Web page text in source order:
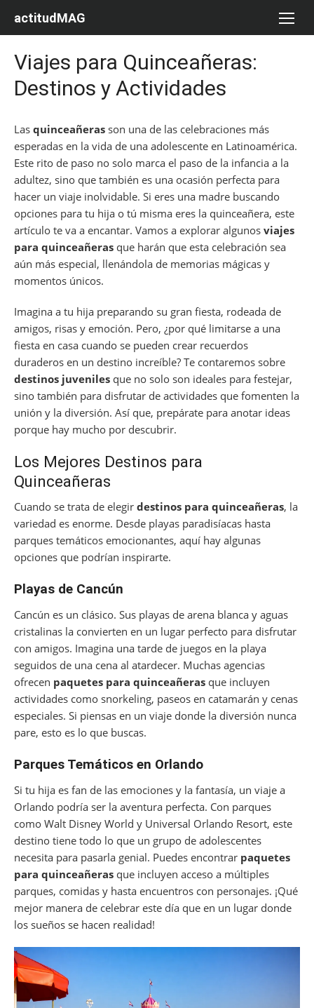
actitudMAG
Viajes para Quinceañeras:
Destinos y Actividades
Las quinceañeras son una de las celebraciones más
esperadas en la vida de una adolescente en Latinoamérica.
Este rito de paso no solo marca el paso de la infancia a la
adultez, sino que también es una ocasión perfecta para
hacer un viaje inolvidable. Si eres una madre buscando
opciones para tu hija o tú misma eres la quinceañera, este
artículo te va a encantar. Vamos a explorar algunos viajes
para quinceañeras que harán que esta celebración sea
aún más especial, llenándola de memorias mágicas y
momentos únicos.
Imagina a tu hija preparando su gran fiesta, rodeada de
amigos, risas y emoción. Pero, ¿por qué limitarse a una
fiesta en casa cuando se pueden crear recuerdos
duraderos en un destino increíble? Te contaremos sobre
destinos juveniles que no solo son ideales para festejar,
sino también para disfrutar de actividades que fomenten la
unión y la diversión. Así que, prepárate para anotar ideas
porque hay mucho por descubrir.
Los Mejores Destinos para
Quinceañeras
Cuando se trata de elegir destinos para quinceañeras, la
variedad es enorme. Desde playas paradisíacas hasta
parques temáticos emocionantes, aquí hay algunas
opciones que podrían inspirarte.
Playas de Cancún
Cancún es un clásico. Sus playas de arena blanca y aguas
cristalinas la convierten en un lugar perfecto para disfrutar
con amigos. Imagina una tarde de juegos en la playa
seguidos de una cena al atardecer. Muchas agencias
ofrecen paquetes para quinceañeras que incluyen
actividades como snorkeling, paseos en catamarán y cenas
especiales. Si piensas en un viaje donde la diversión nunca
pare, esto es lo que buscas.
Parques Temáticos en Orlando
Si tu hija es fan de las emociones y la fantasía, un viaje a
Orlando podría ser la aventura perfecta. Con parques
como Walt Disney World y Universal Orlando Resort, este
destino tiene todo lo que un grupo de adolescentes
necesita para pasarla genial. Puedes encontrar paquetes
para quinceañeras que incluyen acceso a múltiples
parques, comidas y hasta encuentros con personajes. ¡Qué
mejor manera de celebrar este día que en un lugar donde
los sueños se hacen realidad!